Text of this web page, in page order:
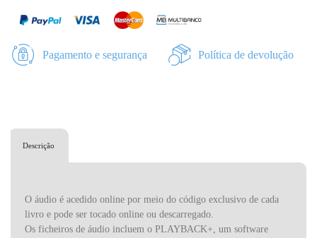
Pagamento e segurança Política de devolução
Descrição
O áudio é acedido online por meio do código exclusivo de cada
livro e pode ser tocado online ou descarregado.
Os ficheiros de áudio incluem o PLAYBACK+, um software